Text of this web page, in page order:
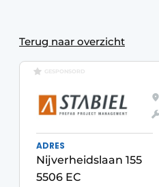
Contact
Direct contact
Home
Jaarboek
Meest gelezen
Nieuwsbrief
Woning- en utiliteitsbouw
Monumenten
Distributiecentra
Gevels, Daken & Daktuinen
Terug naar overzicht
GESPONSORD
ADRES
Nijverheidslaan 155
5506 EC